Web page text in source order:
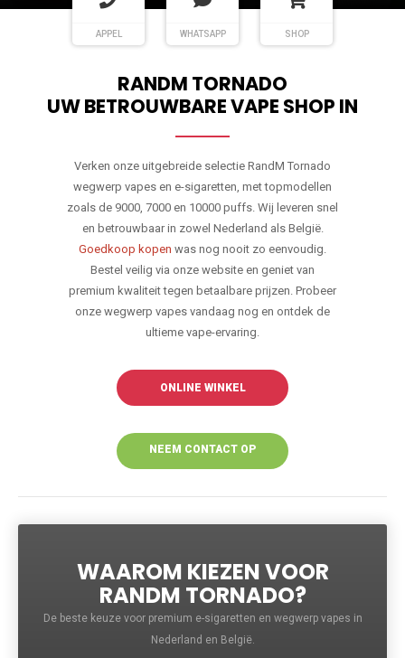
APPEL WHATSAPP SHOP
RANDM TORNADO
UW BETROUWBARE VAPE SHOP IN
Verken onze uitgebreide selectie RandM Tornado
wegwerp vapes en e-sigaretten, met topmodellen
zoals de 9000, 7000 en 10000 puffs. Wij leveren snel
en betrouwbaar in zowel Nederland als België.
Goedkoop kopen was nog nooit zo eenvoudig.
Bestel veilig via onze website en geniet van
premium kwaliteit tegen betaalbare prijzen. Probeer
onze wegwerp vapes vandaag nog en ontdek de
ultieme vape-ervaring.
ONLINE WINKEL
NEEM CONTACT OP
WAAROM KIEZEN VOOR
RANDM TORNADO?
De beste keuze voor premium e-sigaretten en wegwerp vapes in
Nederland en België.